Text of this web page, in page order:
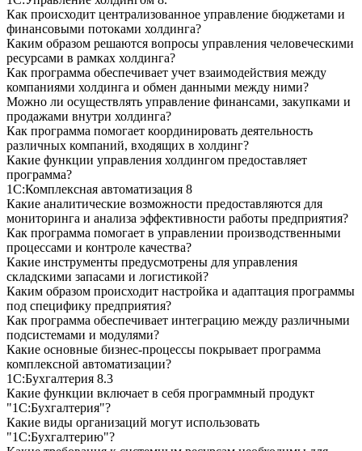
Как происходит централизованное управление бюджетами и
финансовыми потоками холдинга?
Каким образом решаются вопросы управления человеческими
ресурсами в рамках холдинга?
Как программа обеспечивает учет взаимодействия между
компаниями холдинга и обмен данными между ними?
Можно ли осуществлять управление финансами, закупками и
продажами внутри холдинга?
Как программа помогает координировать деятельность
различных компаний, входящих в холдинг?
Какие функции управления холдингом предоставляет
программа?
1С:Комплексная автоматизация 8
Какие аналитические возможности предоставляются для
мониторинга и анализа эффективности работы предприятия?
Как программа помогает в управлении производственными
процессами и контроле качества?
Какие инструменты предусмотрены для управления
складскими запасами и логистикой?
Каким образом происходит настройка и адаптация программы
под специфику предприятия?
Как программа обеспечивает интеграцию между различными
подсистемами и модулями?
Какие основные бизнес-процессы покрывает программа
комплексной автоматизации?
1С:Бухгалтерия 8.3
Какие функции включает в себя программный продукт
"1С:Бухгалтерия"?
Какие виды организаций могут использовать
"1С:Бухгалтерию"?